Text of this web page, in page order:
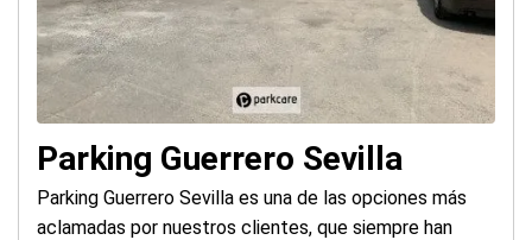
Parking Guerrero Sevilla
Parking Guerrero Sevilla es una de las opciones más
aclamadas por nuestros clientes, que siempre han